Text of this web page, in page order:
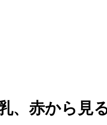
、赤から見